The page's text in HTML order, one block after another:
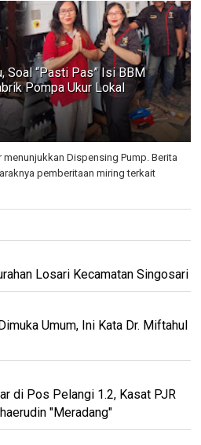
Soal “Pasti Pas” Isi BBM
Pompa Ukur Lokal
Dispensing Pump. Berita
pemberitaan miring terkait
Losari Kecamatan Singosari
Umum, Ini Kata Dr. Miftahul
di Pos Pelangi 1.2, Kasat PJR
"Meradang"